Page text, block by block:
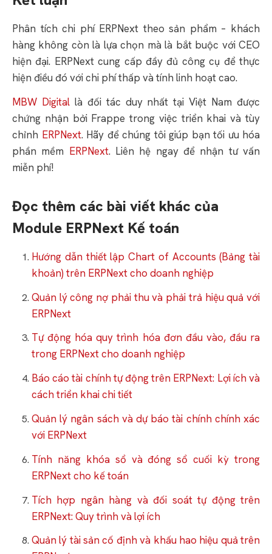
Phân tích chi phí ERPNext theo sản phẩm – khách
hàng không còn là lựa chọn mà là bắt buộc với CEO
hiện đại. ERPNext cung cấp đầy đủ công cụ để thực
hiện điều đó với chi phí thấp và tính linh hoạt cao.
MBW Digitallà đối tác duy nhất tại Việt Nam được
chứng nhận bởi Frappe trong việc triển khai và tùy
chỉnh ERPNext. Hãy để chúng tôi giúp bạn tối ưu hóa
phần mềm ERPNext. Liên hệ ngay để nhận tư vấn
miễn phí!
Đọc thêm các bài viết khác của
Module ERPNext Kế toán
Hướng dẫn thiết lập Chart of Accounts (Bảng tài
khoản) trên ERPNext cho doanh nghiệp
Quản lý công nợ phải thu và phải trả hiệu quả với
ERPNext
Tự động hóa quy trình hóa đơn đầu vào, đầu ra
trong ERPNext cho doanh nghiệp
Báo cáo tài chính tự động trên ERPNext: Lợi ích và
cách triển khai chi tiết
Quản lý ngân sách và dự báo tài chính chính xác
với ERPNext
Tính năng khóa sổ và đóng sổ cuối kỳ trong
ERPNext cho kế toán
Tích hợp ngân hàng và đối soát tự động trên
ERPNext: Quy trình và lợi ích
Quản lý tài sản cố định và khấu hao hiệu quả trên